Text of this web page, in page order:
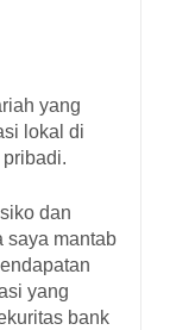
yang
lokal di
pribadi.
dan
saya mantab
yang
bank